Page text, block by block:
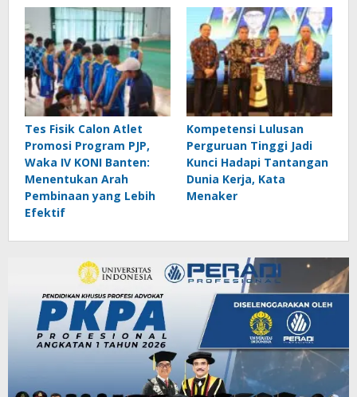
Tes Fisik Calon Atlet
Promosi Program PJP,
Waka IV KONI Banten:
Menentukan Arah
Pembinaan yang Lebih
Efektif
Kompetensi Lulusan
Perguruan Tinggi Jadi
Kunci Hadapi Tantangan
Dunia Kerja, Kata
Menaker